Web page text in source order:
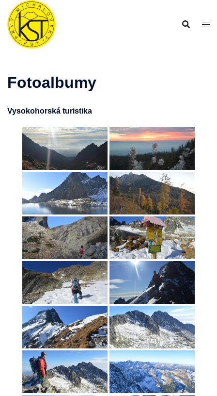
Preskočiť
obsah
Fotoalbumy
Vysokohorská turistika